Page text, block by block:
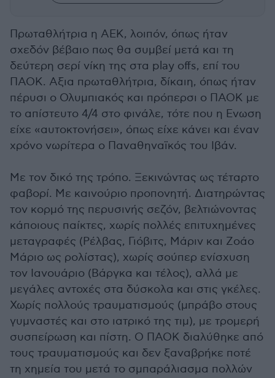
Πρωταθλήτρια η ΑΕΚ, λοιπόν, όπως ήταν
σχεδόν βέβαιο πως θα συμβεί μετά και τη
δεύτερη σερί νίκη της στα play offs, επί του
ΠΑΟΚ. Αξια πρωταθλήτρια, δίκαιη, όπως ήταν
πέρυσι ο Ολυμπιακός και πρόπερσι ο ΠΑΟΚ με
το απίστευτο 4/4 στο φινάλε, τότε που η Ενωση
είχε «αυτοκτονήσει», όπως είχε κάνει και έναν
χρόνο νωρίτερα ο Παναθηναϊκός του Ιβάν.
Με τον δικό της τρόπο. Ξεκινώντας ως τέταρτο
φαβορί. Με καινούριο προπονητή. Διατηρώντας
τον κορμό της περυσινής σεζόν, βελτιώνοντας
κάποιους παίκτες, χωρίς πολλές επιτυχημένες
μεταγραφές (Ρέλβας, Γιόβιτς, Μάριν και Ζοάο
Μάριο ως ρολίστας), χωρίς σούπερ ενίσχυση
τον Ιανουάριο (Βάργκα και τέλος), αλλά με
μεγάλες αντοχές στα δύσκολα και στις γκέλες.
Χωρίς πολλούς τραυματισμούς (μπράβο στους
γυμναστές και στο ιατρικό της τιμ), με τρομερή
συσπείρωση και πίστη. Ο ΠΑΟΚ διαλύθηκε από
τους τραυματισμούς και δεν ξαναβρήκε ποτέ
τη χημεία του μετά το σμπαράλιασμα πολλών